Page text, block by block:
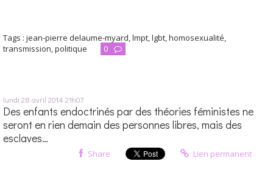
Tags : jean-pierre delaume-myard,lmpt,lgbt,homosexualité,
transmission,politique 0
lundi 28 avril 2014 21h07
Des enfants endoctrinés par des théories féministes ne
seront en rien demain des personnes libres, mais des
esclaves…
Share Lien permanent